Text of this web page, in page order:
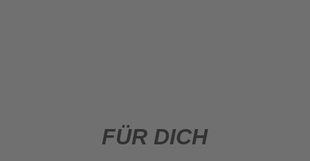
FÜR DICH